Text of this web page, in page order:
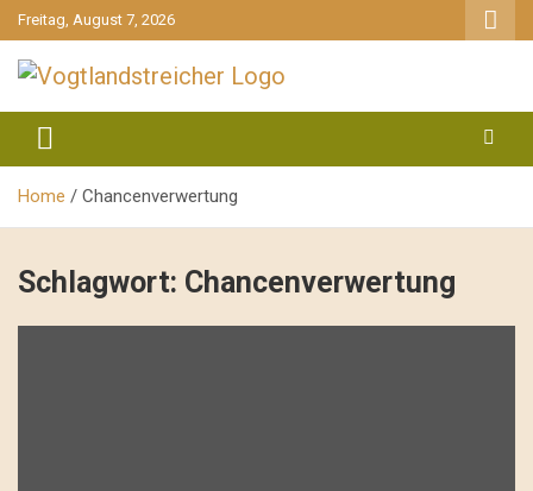
gehe
zum
Inhalt
Freitag, August 7, 2026
Vogtlandstreicher
Home Chancenverwertung
Schlagwort: Chancenverwertung